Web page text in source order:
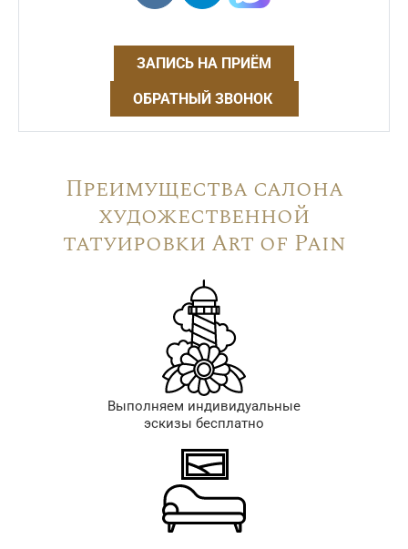
ЗАПИСЬ НА ПРИЁМ
ОБРАТНЫЙ ЗВОНОК
Преимущества салона
художественной
татуировки Art of Pain
Выполняем индивидуальные
эскизы бесплатно